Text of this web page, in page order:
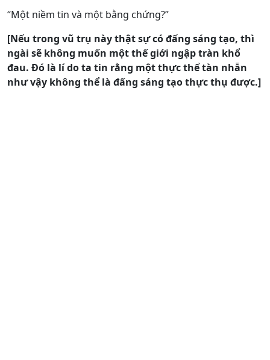
“Một niềm tin và một bằng chứng?”
[Nếu trong vũ trụ này thật sự có đấng sáng tạo, thì
ngài sẽ không muốn một thế giới ngập tràn khổ
đau. Đó là lí do ta tin rằng một thực thể tàn nhẫn
như vậy không thể là đấng sáng tạo thực thụ được.]